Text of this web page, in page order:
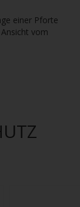
einer Pforte
vom